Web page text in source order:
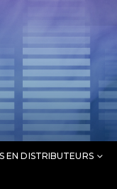
EN DISTRIBUTEURS